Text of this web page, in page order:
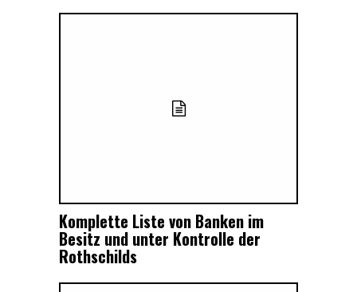
Komplette Liste von Banken im
Besitz und unter Kontrolle der
Rothschilds